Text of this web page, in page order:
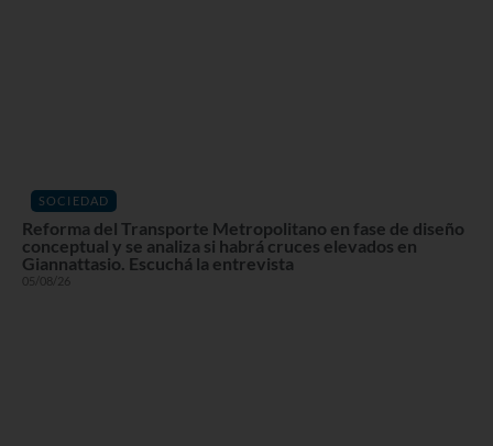
SOCIEDAD
Reforma del Transporte Metropolitano en fase de diseño
conceptual y se analiza si habrá cruces elevados en
Giannattasio. Escuchá la entrevista
05/08/26